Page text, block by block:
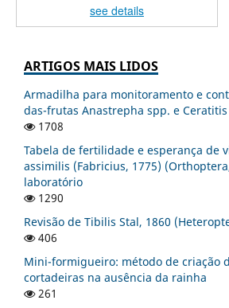
see details
ARTIGOS MAIS LIDOS
Armadilha para monitoramento e
das-frutas Anastrepha spp. e
1708
Tabela de fertilidade e esperança de
assimilis (Fabricius, 1775)
laboratório
1290
Revisão de Tibilis Stal, 1860
406
Mini-formigueiro: método de criação
cortadeiras na ausência da rainha
261